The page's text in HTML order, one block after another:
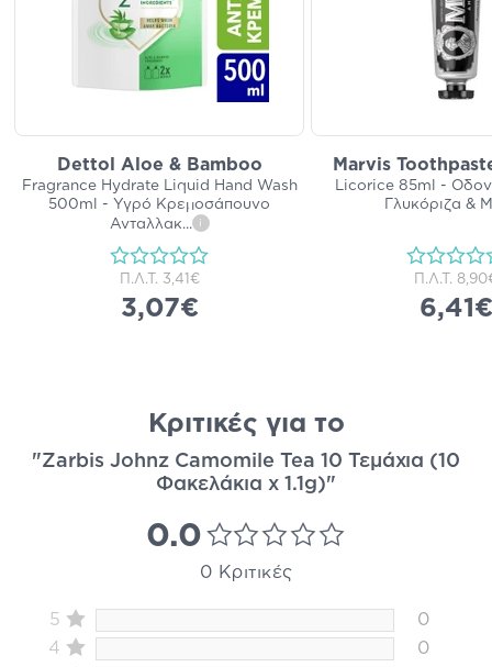
Dettol Aloe & Bamboo
Fragrance Hydrate Liquid Hand Wash
500ml - Υγρό Κρεμοσάπουνο
Ανταλλακ... i
Π.Λ.Τ. 3,41€
3,07€
Marvis
Licorice 85ml -
Γλυκόριζα &
Π.Λ.Τ.
6,41€
Κριτικές για το
"Zarbis Johnz Camomile Tea 10 Τεμάχια (10
Φακελάκια x 1.1g)"
0.0
0 Κριτικές
5
0
4
0